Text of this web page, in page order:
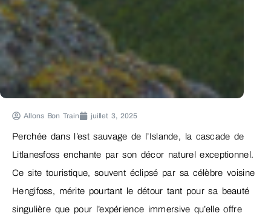
Allons Bon Train juillet 3, 2025
Perchée dans l’est sauvage de l’Islande, la cascade de
Litlanesfoss enchante par son décor naturel exceptionnel.
Ce site touristique, souvent éclipsé par sa célèbre voisine
Hengifoss, mérite pourtant le détour tant pour sa beauté
singulière que pour l’expérience immersive qu’elle offre